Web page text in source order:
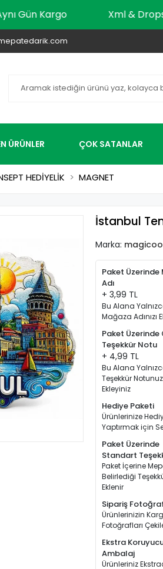
Aynı Gün Kargo Xml &
ÜRÜNLER ÇOK SATANLAR
HEDİYELİK MAGNET
İstanbul
Marka:
Paket
Adı
+ 3,99 TL
Bu Alana
Mağaza Adınızı
Paket Üzerinde
Teşekkür Notu
+ 4,99 TL
Bu Alana
Teşekkür
Ekleyiniz
Hediye Paketi
Ürünlerinize
Yaptırmak için
Paket Üzerinde
Standart
Paket İçerine
Belirlediği
Eklenir
Sipariş
Ürünlerinizin
Fotoğrafları
Ekstra
Ambalaj
Ürünleriniz